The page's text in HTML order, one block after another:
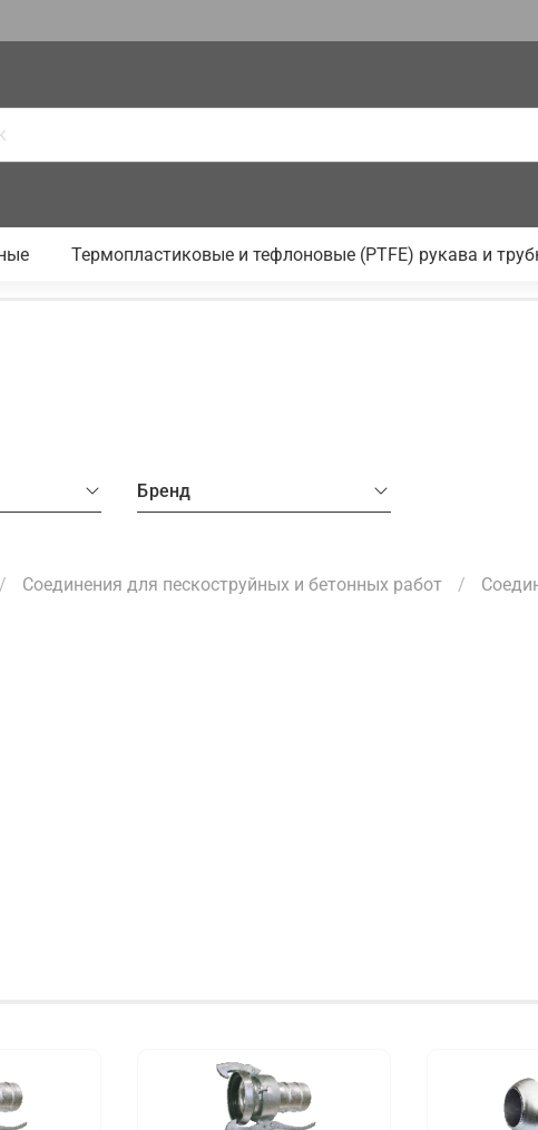
Термопластиковые и тефлоновые (PTFE) рукава и
Бренд
Соединения для пескоструйных и бетонных работ